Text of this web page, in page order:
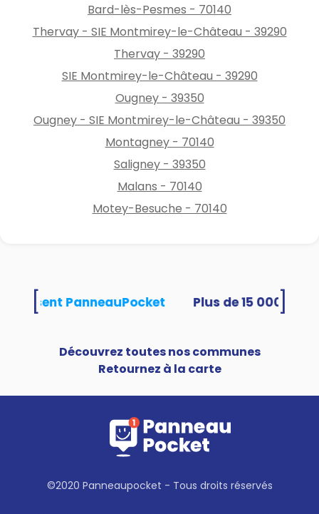
Bard-lès-Pesmes - 70140
Thervay - SIE Montmirey-le-Château - 39290
Thervay - 39290
SIE Montmirey-le-Château - 39290
Ougney - 39350
Ougney - SIE Montmirey-le-Château - 39350
Montagney - 70140
Saligney - 39350
Malans - 70140
Motey-Besuche - 70140
PanneauPocket
Découvrez toutes nos communes
Retournez à la carte
©2020 Panneaupocket - Tous droits réservés